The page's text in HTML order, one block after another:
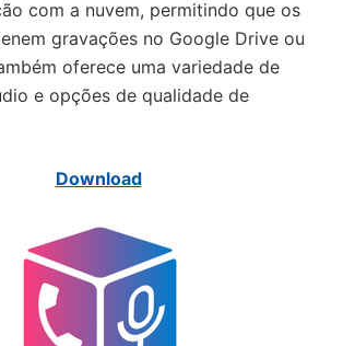
com a nuvem, permitindo que os
gravações no Google Drive ou
oferece uma variedade de
e opções de qualidade de
Download